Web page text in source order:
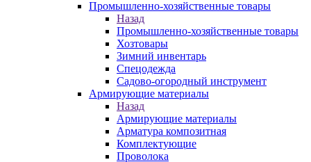
Промышленно-хозяйственные товары
Назад
Промышленно-хозяйственные товары
Хозтовары
Зимний инвентарь
Спецодежда
Садово-огородный инструмент
Армирующие материалы
Назад
Армирующие материалы
Арматура композитная
Комплектующие
Проволока